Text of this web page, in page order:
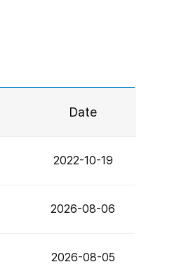
Date
2022-10-19
2026-08-06
2026-08-05